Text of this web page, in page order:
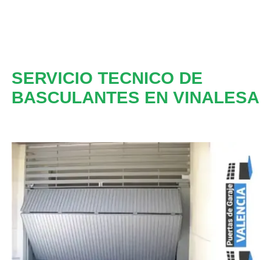
SERVICIO TECNICO DE
BASCULANTES EN VINALESA